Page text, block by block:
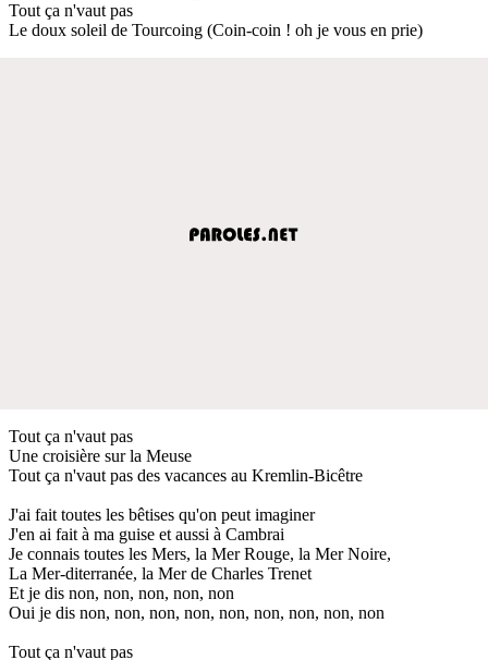
Tout ça n'vaut pas
Le doux soleil de Tourcoing (Coin-coin ! oh je vous en prie)
Tout ça n'vaut pas
Une croisière sur la Meuse
Tout ça n'vaut pas des vacances au Kremlin-Bicêtre
J'ai fait toutes les bêtises qu'on peut imaginer
J'en ai fait à ma guise et aussi à Cambrai
Je connais toutes les Mers, la Mer Rouge, la Mer Noire,
La Mer-diterranée, la Mer de Charles Trenet
Et je dis non, non, non, non, non
Oui je dis non, non, non, non, non, non, non, non, non
Tout ça n'vaut pas